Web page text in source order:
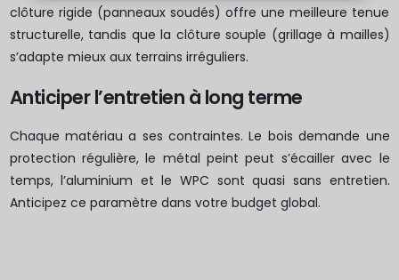
clôture rigide (panneaux soudés) offre une meilleure tenue
structurelle, tandis que la clôture souple (grillage à mailles)
s’adapte mieux aux terrains irréguliers.
Anticiper l’entretien à long terme
Chaque matériau a ses contraintes. Le bois demande une
protection régulière, le métal peint peut s’écailler avec le
temps, l’aluminium et le WPC sont quasi sans entretien.
Anticipez ce paramètre dans votre budget global.